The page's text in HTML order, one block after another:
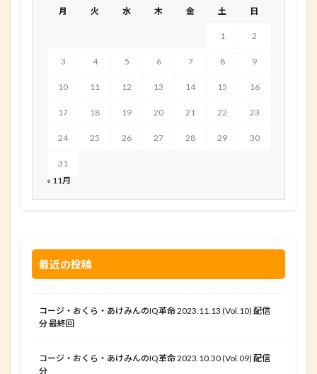
月 火 水 木 金 土 日
1 2
3 4 5 6 7 8 9
10 11 12 13 14 15 16
17 18 19 20 21 22 23
24 25 26 27 28 29 30
31
« 11月
最近の投稿
コージ・おくら・あけみんのIQ革命 2023.11.13 (Vol.10) 配信
分 最終回
コージ・おくら・あけみんのIQ革命 2023.10.30 (Vol.09) 配信
分